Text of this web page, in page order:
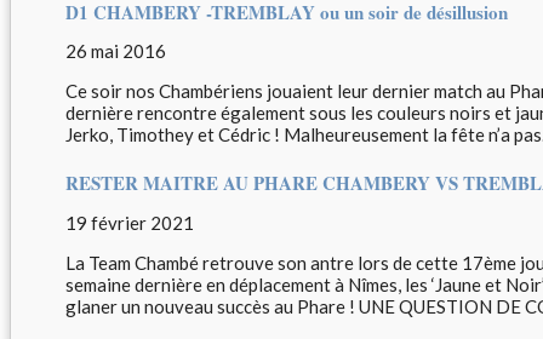
D1 CHAMBERY -TREMBLAY ou un soir de désillusion
26 mai 2016
Ce soir nos Chambériens jouaient leur dernier match au
dernière rencontre également sous les couleurs noirs et
Jerko, Timothey et Cédric ! Malheureusement la fête n’a
RESTER MAITRE AU PHARE CHAMBERY VS
19 février 2021
La Team Chambé retrouve son antre lors de cette 17ème
semaine dernière en déplacement à Nîmes, les ‘Jaune et
glaner un nouveau succès au Phare ! UNE QUESTION DE